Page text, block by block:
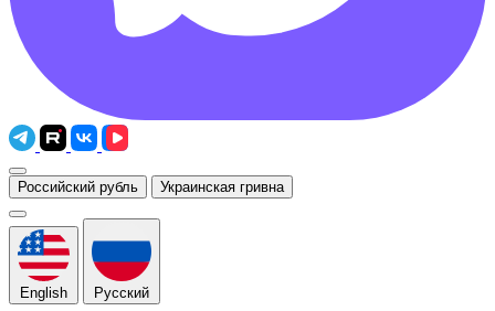
Российский рубль Украинская гривна
English Русский